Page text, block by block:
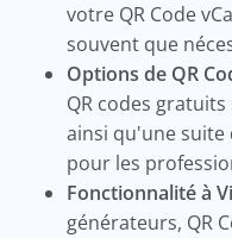
votre QR Code
souvent que
Options de QR
QR codes
ainsi qu'une
pour les
Fonctionnalité à
générateurs, QR